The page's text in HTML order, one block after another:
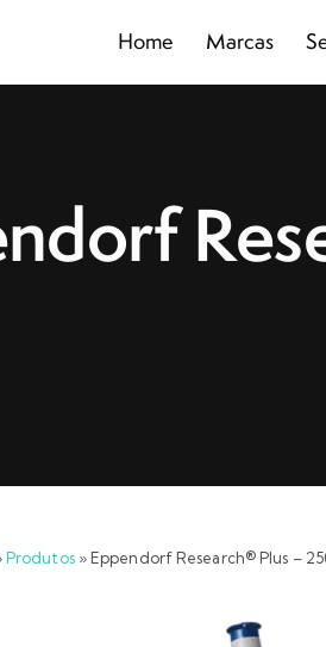
Home Marcas
Produtos» Eppendorf Research® Plus –